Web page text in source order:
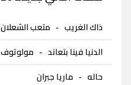
ذاك الغريب - متعب الشعلان
الدنيا فينا بتعاند - مولوتوف
حاله - ماريا جبران